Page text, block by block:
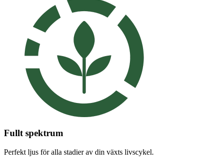
Fullt spektrum
Perfekt ljus för alla stadier av din växts livscykel.